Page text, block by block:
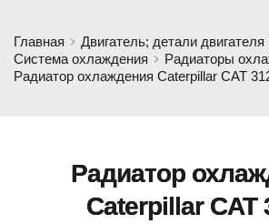
Главная
Двигатель; детали двигателя
Система охлаждения
Радиаторы
Радиатор охлаждения Caterpillar CAT
Радиатор
Caterpillar CAT